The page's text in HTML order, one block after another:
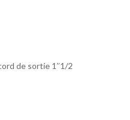
de sortie 1″1/2